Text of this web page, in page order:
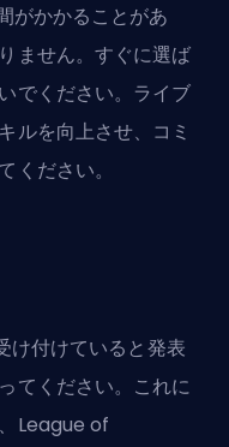
がかかることがあ
ません。すぐに選ば
でください。ライブ
ルを向上させ、コミ
ください。
け付けていると発表
てください。これに
League of